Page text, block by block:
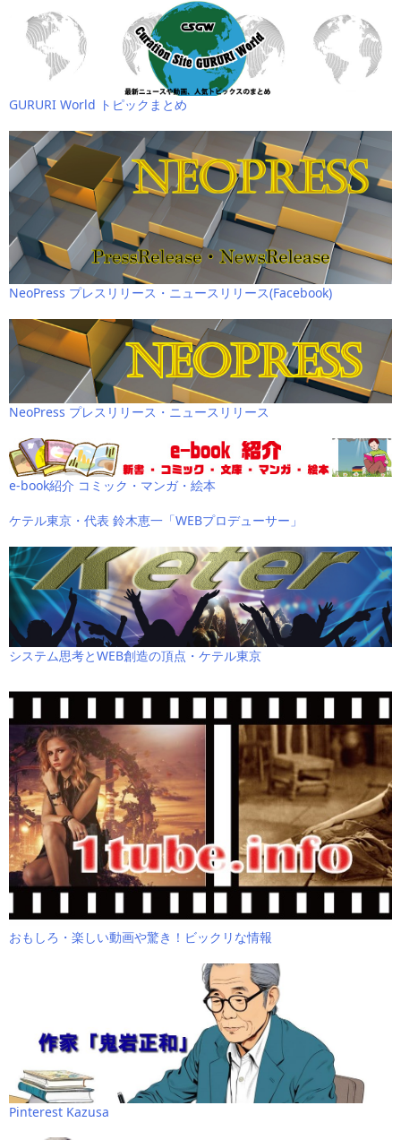
GURURI World トピックまとめ
NeoPress プレスリリース・ニュースリリース(Facebook)
NeoPress プレスリリース・ニュースリリース
e-book紹介 コミック・マンガ・絵本
ケテル東京・代表 鈴木恵一「WEBプロデューサー」
システム思考とWEB創造の頂点・ケテル東京
おもしろ・楽しい動画や驚き！ビックリな情報
Pinterest Kazusa